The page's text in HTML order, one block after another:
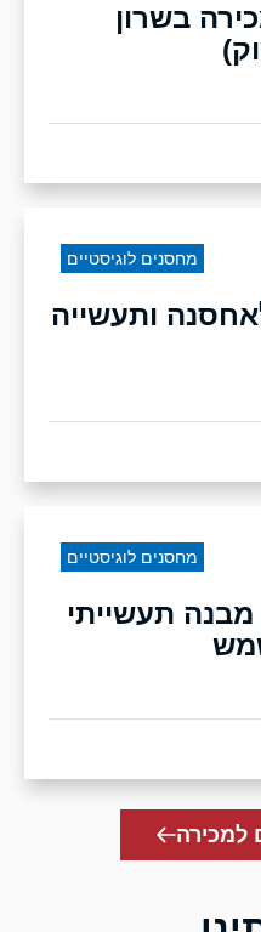
למכירה בשרון
לאחסנה ותעשייה
מחסנים לוגיסטיים
תעשייתי
מחסנים לוגיסטיים
למכירה